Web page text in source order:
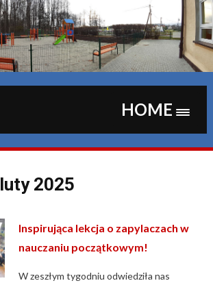
Skip
to
content
HOME
luty 2025
Inspirująca lekcja o zapylaczach w
nauczaniu początkowym!
W zeszłym tygodniu odwiedziła nas